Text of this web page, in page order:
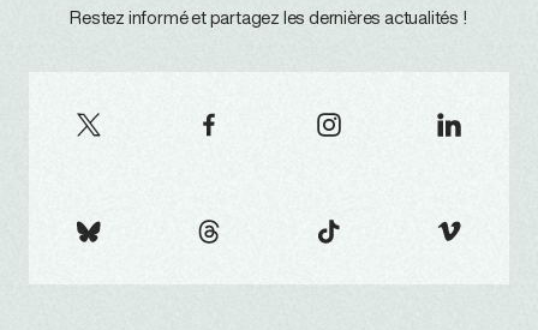
Restez informé et partagez les dernières actualités !